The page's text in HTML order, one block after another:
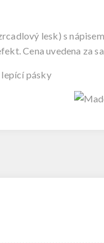
lesk) s
Cena uvedena za
pásky